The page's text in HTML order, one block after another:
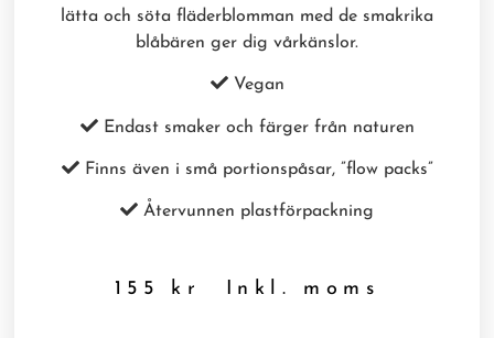
lätta och söta fläderblomman med de smakrika
blåbären ger dig vårkänslor.
Vegan
Endast smaker och färger från naturen
Finns även i små portionspåsar, ”flow packs”
Återvunnen plastförpackning
155 kr Inkl. moms